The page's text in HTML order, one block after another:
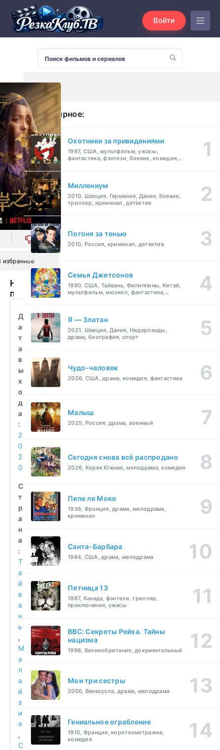
Войти
0
избранное
Невеста
призрака
смотреть
бесплатно
Д
а
т
а
в
ы
х
о
д
а
:
2
0
2
0
С
т
р
а
н
а
:
Т
а
й
в
а
н
ь
,
М
а
л
а
й
з
и
я
,
С
Популярное:
Охотники за привидениями
1997, США, мультфильм, ужасы,
фантастика, фэнтези, боевик, комедия,
Миллениум
2010, Швеция, Германия, Дания, боевик,
триллер, криминал, детектив
Погоня за тенью
2010, Россия, криминал, детектив
Семья Джетсонов
1990, США, Тайвань, Филиппины, Китай,
мультфильм, мюзикл, фантастика,
Я — Златан
2021, Швеция, Дания, Нидерланды,
драма, биография, спорт
Чудо-человек
2026, США, драма, комедия, фантастика
Малыш
2025, Россия, драма, военный
Сегодня снова всё распродано
2026, Корея Южная, мелодрама, комедия
Пепе ле Моко
1936, Франция, драма, мелодрама,
криминал
Санта-Барбара
1984, США, драма, мелодрама
Пятница 13
1987, Канада, фэнтези, триллер,
приключения, ужасы
BBC: Секреты Рейха. Тайны
нацизма
1998, Великобритания, документальный
Мои три сестры
2000, Венесуэла, драма, мелодрама
Гениальное ограбление
1910, Франция, короткометражка,
комедия